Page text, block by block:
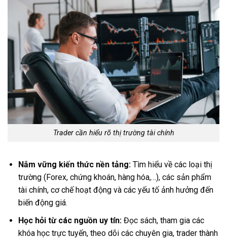
Trader cần hiểu rõ thị trường tài chính
Nắm vững kiến thức nền tảng:Tìm hiểu về các loại thị
trường (Forex, chứng khoán, hàng hóa,…), các sản phẩm
tài chính, cơ chế hoạt động và các yếu tố ảnh hưởng đến
biến động giá.
Học hỏi từ các nguồn uy tín:Đọc sách, tham gia các
khóa học trực tuyến, theo dõi các chuyên gia, trader thành